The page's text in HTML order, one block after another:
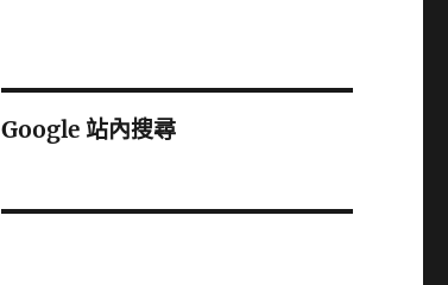
Google 站內搜尋